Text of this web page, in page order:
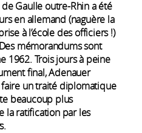
Gaulle outre-Rhin a été
en allemand (naguère la
à l’école des officiers !)
mémorandums sont
1962. Trois jours à peine
final, Adenauer
faire un traité diplomatique
beaucoup plus
la ratification par les